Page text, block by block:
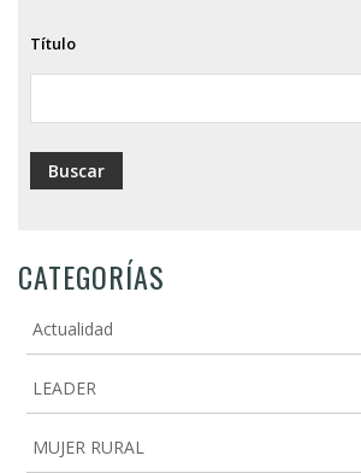
Título
CATEGORÍAS
Actualidad
LEADER
MUJER RURAL